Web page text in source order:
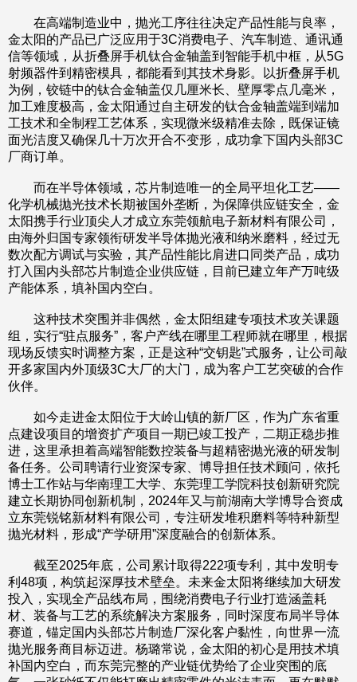
在高端制造业中，抛光工序往往决定产品性能与良率，
金太阳的产品已广泛应用于3C消费电子、汽车制造、通讯通
信等领域，从折叠屏手机钛合金轴盖到智能手机中框，从5G
射频器件到精密模具，都能看到其技术身影。以折叠屏手机
为例，铰链中的钛合金轴盖仅几厘米长、壁厚零点几毫米，
加工难度极高，金太阳通过自主研发的钛合金轴盖端到端加
工技术和全制程工艺体系，实现微米级精准去除，既保证镜
面光洁度又确保几十万次开合不变形，成功拿下国内头部3C
厂商订单。
而在半导体领域，芯片制造唯一的全局平坦化工艺——
化学机械抛光技术长期被国外垄断，为保障供应链安全，金
太阳携手行业顶尖人才成立东莞领航电子新材料有限公司，
由海外归国专家领衔研发半导体抛光液和纳米磨料，经过无
数次配方调试与实验，其产品性能比肩进口同类产品，成功
打入国内头部芯片制造企业供应链，目前已建立年产万吨级
产能体系，填补国内空白。
这种技术突围并非偶然，金太阳组建专项技术攻关课题
组，实行“驻点服务”，客户产线在哪里工程师就在哪里，根据
现场反馈实时调整方案，正是这种“交钥匙”式服务，让公司敲
开多家国内外顶级3C大厂的大门，成为客户工艺突破的合作
伙伴。
如今走进金太阳位于大岭山镇的新厂区，作为广东省重
点建设项目的增资扩产项目一期已竣工投产，二期正稳步推
进，这里承担着高端智能数控装备与超精密抛光液的研发制
备任务。公司聘请行业资深专家、博导担任技术顾问，依托
博士工作站与华南理工大学、东莞理工学院科技创新研究院
建立长期协同创新机制，2024年又与前湖南大学博导合资成
立东莞锐铭新材料有限公司，专注研发堆积磨料等特种新型
抛光材料，形成“产学研用”深度融合的创新体系。
截至2025年底，公司累计取得222项专利，其中发明专
利48项，构筑起深厚技术壁垒。未来金太阳将继续加大研发
投入，实现全产品线布局，围绕消费电子行业打造涵盖耗
材、装备与工艺的系统解决方案服务，同时深度布局半导体
赛道，锚定国内头部芯片制造厂深化客户黏性，向世界一流
抛光服务商目标迈进。杨璐常说，金太阳的初心是用技术填
补国内空白，而东莞完整的产业链优势给了企业突围的底